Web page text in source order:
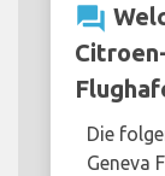
question_answer
Die
Geneva